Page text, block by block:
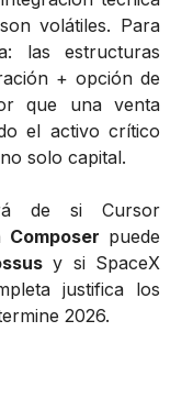
volátiles. Para
las estructuras
+ opción de
que una venta
el activo crítico
solo capital.
de si Cursor
Composer puede
y si SpaceX
justifica los
2026.